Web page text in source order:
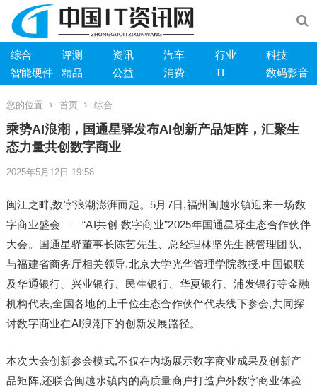
综合 评测 资讯 汽车 行业
科技
智能硬件
精品 公益 消费 TI 数码影音
您的位置 首页 综合
乘势AI浪潮，国通星驿发布AI创新产品矩阵，汇聚生
态力量共创数字商业
2025年5月12日 19:58
闽江之畔,数字浪潮澎湃而起。5月7日,福州闽越水镇迎来一场数
字商业盛会——“AI共创 数字商业”2025年国通星驿生态合作伙伴
大会。国通星驿董事长陈艺先生、总经理林坚先生携管理团队,
与福建省商务厅相关领导,北京大学光华管理学院教授,中国银联
及华通银行、兴业银行、民生银行、华夏银行、浦发银行等金融
机构代表,全国各地的上千位生态合作伙伴代表线下参会,共同探
讨数字商业在AI浪潮下的创新发展路径。
本次大会创新参会模式,不仅在内场展示数字商业成果及创新产
品矩阵,还联合闽越水镇内的高质量商户打造户外数字商业体验